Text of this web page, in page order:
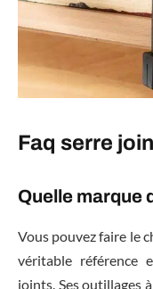
Faq serre
Quelle marque
Vous pouvez faire le
véritable référence
joints. Ses outillages